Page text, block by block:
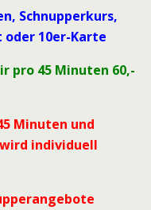
Schnupperkurs,
10er-Karte
pro 45 Minuten 60,-
Minuten und
individuell